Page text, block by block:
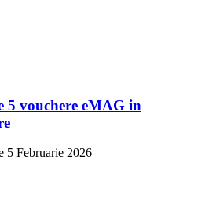
5 vouchere eMAG in
5 Februarie 2026